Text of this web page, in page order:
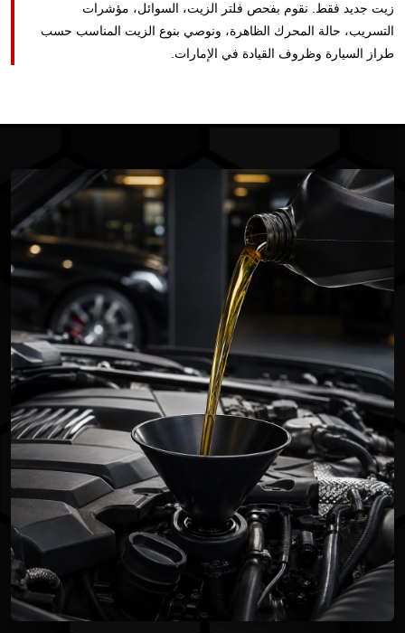
زيت جديد فقط. نقوم بفحص فلتر الزيت، السوائل، مؤشرات
التسريب، حالة المحرك الظاهرة، ونوصي بنوع الزيت المناسب حسب
طراز السيارة وظروف القيادة في الإمارات.